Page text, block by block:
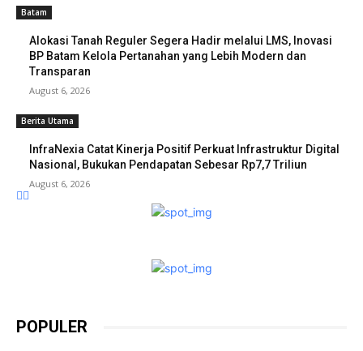
Batam
Alokasi Tanah Reguler Segera Hadir melalui LMS, Inovasi
BP Batam Kelola Pertanahan yang Lebih Modern dan
Transparan
August 6, 2026
Berita Utama
InfraNexia Catat Kinerja Positif Perkuat Infrastruktur Digital
Nasional, Bukukan Pendapatan Sebesar Rp7,7 Triliun
August 6, 2026
POPULER